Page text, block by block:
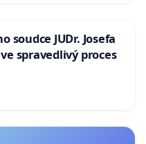
soudce JUDr. Josefa
spravedlivý proces